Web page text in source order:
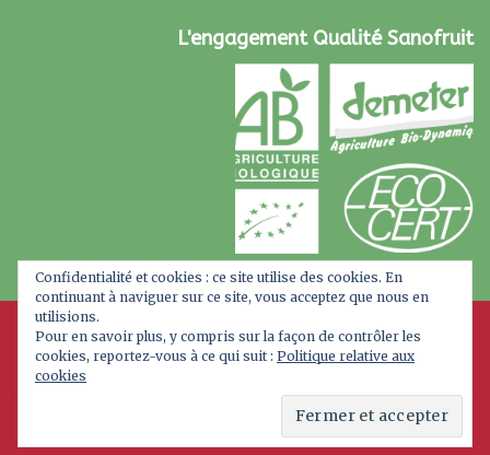
L'engagement Qualité Sanofruit
A PROPOS
Tous droits réservés. Copyright 2026 ©Sanofruit : Un
Savoir, Un Terroir.
Confidentialité et cookies : ce site utilise des cookies. En
continuant à naviguer sur ce site, vous acceptez que nous en
utilisions.
Pour en savoir plus, y compris sur la façon de contrôler les
cookies, reportez-vous à ce qui suit : Politique relative aux
cookies